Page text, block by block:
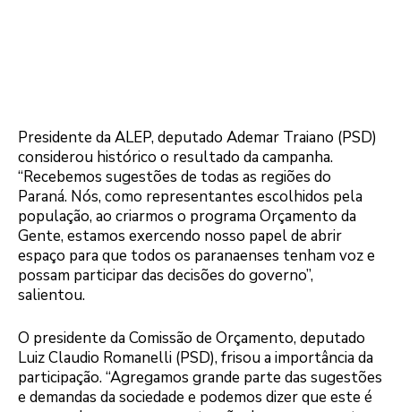
Presidente da ALEP, deputado Ademar Traiano (PSD)
considerou histórico o resultado da campanha.
“Recebemos sugestões de todas as regiões do
Paraná. Nós, como representantes escolhidos pela
população, ao criarmos o programa Orçamento da
Gente, estamos exercendo nosso papel de abrir
espaço para que todos os paranaenses tenham voz e
possam participar das decisões do governo”,
salientou.
O presidente da Comissão de Orçamento, deputado
Luiz Claudio Romanelli (PSD), frisou a importância da
participação. “Agregamos grande parte das sugestões
e demandas da sociedade e podemos dizer que este é